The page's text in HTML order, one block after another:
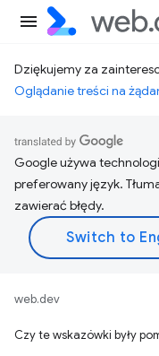
Dziękujemy za
Oglądanie treści na
Google używa
preferowany język.
zawierać błędy.
web.dev
Czy te wskazówki były